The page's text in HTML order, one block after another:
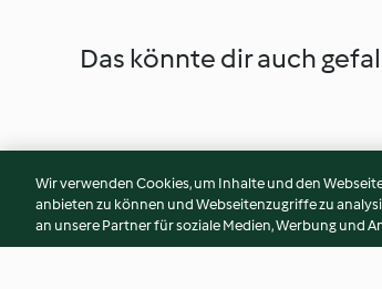
Das könnte dir auch
Wir verwenden Cookies, um Inhalte und den
anbieten zu können und Webseitenzugriffe zu
an unsere Partner für soziale Medien, Werbung und